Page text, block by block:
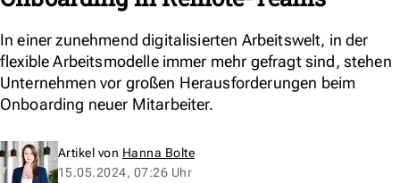
In einer zunehmend digitalisierten Arbeitswelt, in der
flexible Arbeitsmodelle immer mehr gefragt sind, stehen
Unternehmen vor großen Herausforderungen beim
Onboarding neuer Mitarbeiter.
Artikel von Hanna Bolte
15.05.2024, 07:26 Uhr